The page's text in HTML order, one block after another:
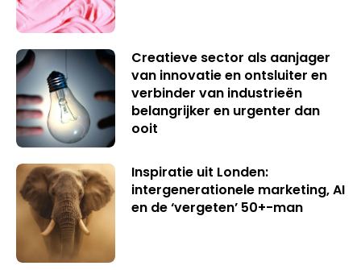
Creatieve sector als aanjager
van innovatie en ontsluiter en
verbinder van industrieën
belangrijker en urgenter dan
ooit
Inspiratie uit Londen:
intergenerationele marketing, AI
en de ‘vergeten’ 50+-man